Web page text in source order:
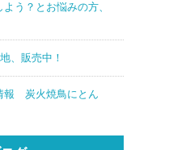
う？とお悩みの方、
、販売中！
報 炭火焼鳥にとん